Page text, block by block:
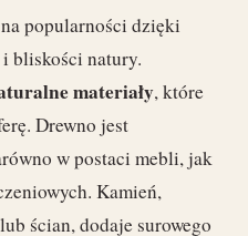
popularności dzięki
bliskości natury.
materiały, które
Drewno jest
w postaci mebli, jak
Kamień,
ścian, dodaje surowego